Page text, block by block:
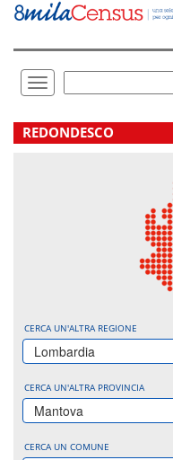
Vai
direttamente
Toggle
navigation
.
REDONDESCO
CERCA UN'ALTRA REGIONE
Lombardia
CERCA UN'ALTRA PROVINCIA
Mantova
CERCA UN COMUNE